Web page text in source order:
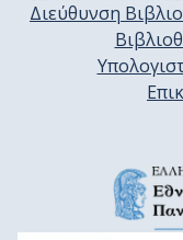
Διεύθυνση